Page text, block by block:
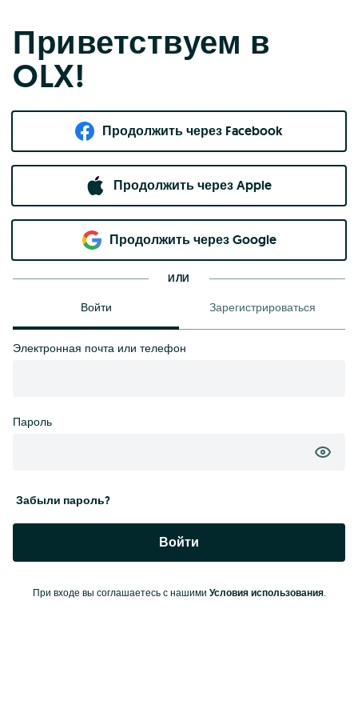
Приветствуем в
OLX!
Продолжить через Facebook
Продолжить через Apple
Продолжить через Google
ИЛИ
Войти Зарегистрироваться
Электронная почта или телефон
Пароль
Забыли пароль?
Войти
При входе вы соглашаетесь с нашими Условия использования.